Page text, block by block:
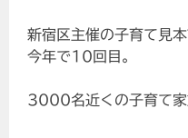
新宿区主催の子育て見
今年で10回目。
3000名近くの子育て家